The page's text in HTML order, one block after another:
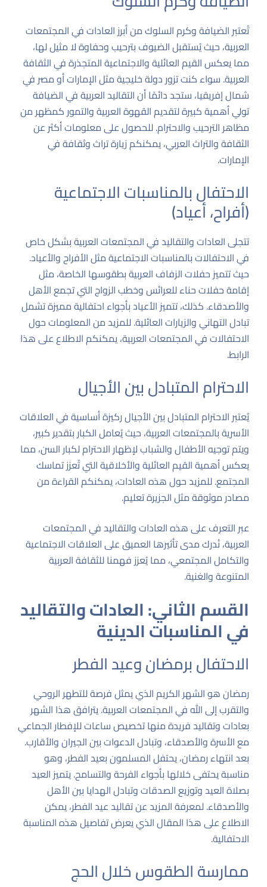
تُعتبر الضيافة وكرم السلوك من أبرز العادات في المجتمعات
العربية، حيث يُستقبل الضيوف بترحيب وحفاوة لا مثيل لها،
مما يعكس القيم العائلية والاجتماعية المتجذرة في الثقافة
العربية. سواء كنت تزور دولة خليجية مثل الإمارات أو مصر في
شمال إفريقيا، ستجد دائمًا أن التقاليد العربية في الضيافة
تولي أهمية كبيرة لتقديم القهوة العربية والتمور كمظهر من
مظاهر الترحيب والاحترام. للحصول على معلومات أكثر عن
الثقافة والتراث العربي، يمكنكم زيارةتراث وثقافة في
الإمارات.
الاحتفال بالمناسبات الاجتماعية
(أفراح، أعياد)
تتجلى العادات والتقاليد في المجتمعات العربية بشكل خاص
في الاحتفالات بالمناسبات الاجتماعية مثل الأفراح والأعياد.
حيث تتميز حفلات الزفاف العربية بطقوسها الخاصة، مثل
إقامة حفلات حناء للعرائس وخطب الزواج التي تجمع الأهل
والأصدقاء. كذلك، تتميز الأعياد بأجواء احتفالية مميزة تشمل
تبادل التهاني والزيارات العائلية. للمزيد من المعلومات حول
الاحتفالات في المجتمعات العربية، يمكنكم الاطلاع على هذا
الرابط.
الاحترام المتبادل بين الأجيال
يُعتبر الاحترام المتبادل بين الأجيال ركيزة أساسية في العلاقات
الأسرية بالمجتمعات العربية، حيث يُعامل الكبار بتقدير كبير،
ويتم توجيه الأطفال والشباب لإظهار الاحترام لكبار السن، مما
يعكس أهمية القيم العائلية والأخلاقية التي تُعزز تماسك
المجتمع. للمزيد حول هذه العادات، يمكنكم القراءة من
مصادر موثوقة مثلالجزيرة تعليم.
عبر التعرف على هذه العادات والتقاليد في المجتمعات
العربية، نُدرك مدى تأثيرها العميق على العلاقات الاجتماعية
والتكامل المجتمعي، مما يُعزز فهمنا للثقافة العربية
المتنوعة والغنية.
القسم الثاني: العادات والتقاليد
في المناسبات الدينية
الاحتفال برمضان وعيد الفطر
رمضان هو الشهر الكريم الذي يمثل فرصة للتطهر الروحي
والتقرب إلى الله في المجتمعات العربية. يترافق هذا الشهر
بعادات وتقاليد فريدة منها تخصيص ساعات للإفطار الجماعي
مع الأسرة والأصدقاء، وتبادل الدعوات بين الجيران والأقارب.
بعد انتهاء رمضان، يحتفل المسلمون بعيد الفطر، وهو
مناسبة يحتفى خلالها بأجواء الفرحة والتسامح. يتميز العيد
بصلاة العيد وتوزيع الصدقات وتبادل الهدايا بين الأهل
والأصدقاء. لمعرفة المزيد عن تقاليد عيد الفطر، يمكن
الاطلاع على هذا المقالالذي يعرض تفاصيل هذه المناسبة
الاحتفالية.
ممارسة الطقوس خلال الحج